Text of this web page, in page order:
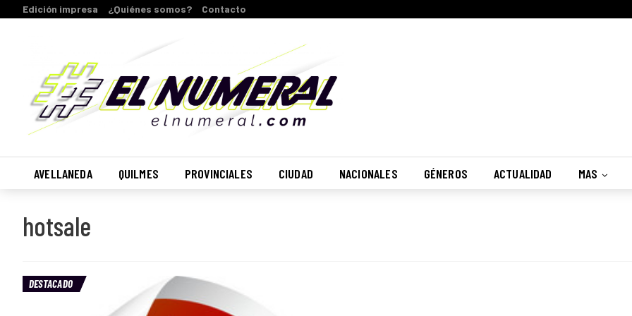
Edición impresa ¿Quiénes somos? Contacto
AVELLANEDA QUILMES PROVINCIALES CIUDAD NACIONALES GÉNEROS ACTUALIDAD MAS
hotsale
DESTACADO